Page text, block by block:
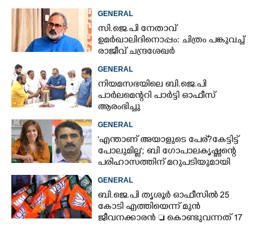
GENERAL
സി.ജെ.പി നേതാവ്
ഉമർഖാലിദിനൊപ്പം: ചിത്രം പങ്കുവച്ച്
രാജീവ് ചന്ദ്രശേഖർ
GENERAL
നിയമസഭയിലെ ബി.ജെ.പി
പാർലമെന്ററി പാർട്ടി ഓഫീസ്
ആരംഭിച്ചു
GENERAL
'എന്താണ് അയാളുടെ പേര്? കേട്ടിട്ട്
പോലുമില്ല'; ബി ഗോപാലകൃഷ്ണന്റെ
പരിഹാസത്തിന് മറുപടിയുമായി
GENERAL
ബി.ജെ.പി തൃശൂർ ഓഫീസിൽ 25
കോടി എത്തിയെന്ന് മുൻ
ജീവനക്കാരൻ  കൊണ്ടുവന്നത് 17